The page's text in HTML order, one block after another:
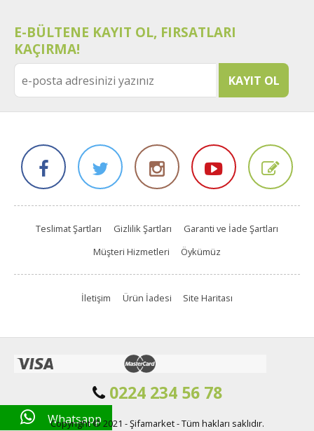
Whatsapp
E-BÜLTENE KAYIT OL, FIRSATLARI
KAÇIRMA!
Teslimat Şartları Gizlilik Şartları
Garanti ve İade Şartları
Müşteri Hizmetleri
Öykümüz
İletişim Ürün İadesi Site Haritası
0224 234 56 78
Copyright © 2021 - Şifamarket - Tüm hakları saklıdır.